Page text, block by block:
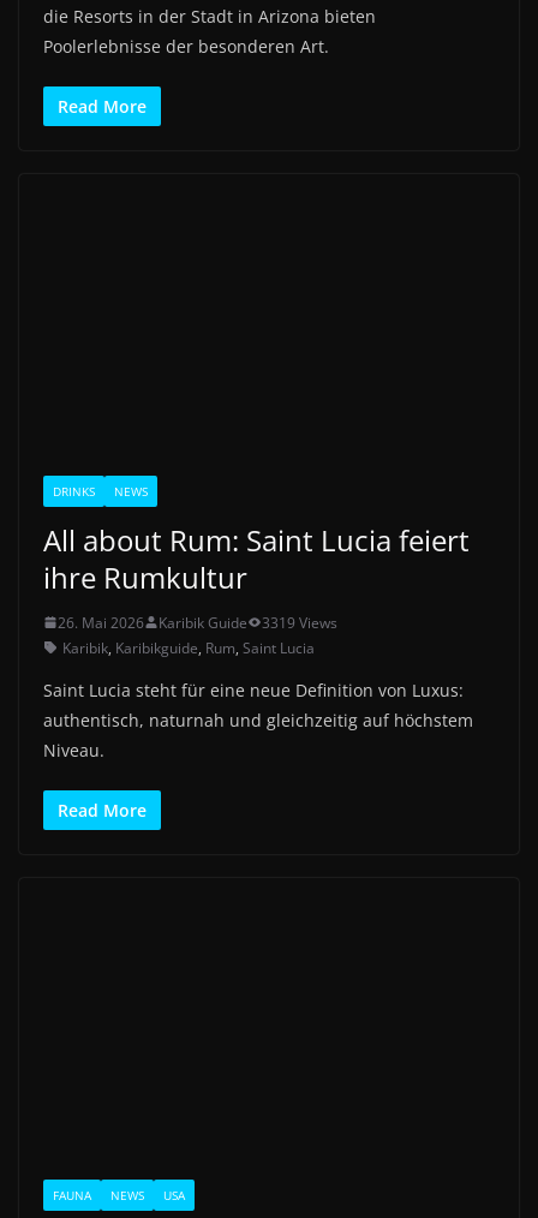
die Resorts in der Stadt in Arizona bieten
Poolerlebnisse der besonderen Art.
Read More
DRINKS NEWS
All about Rum: Saint Lucia feiert
ihre Rumkultur
26. Mai 2026 Karibik Guide
3319 Views
Karibik, Karibikguide, Rum, Saint Lucia
Saint Lucia steht für eine neue Definition von Luxus:
authentisch, naturnah und gleichzeitig auf höchstem
Niveau.
Read More
FAUNA NEWS USA